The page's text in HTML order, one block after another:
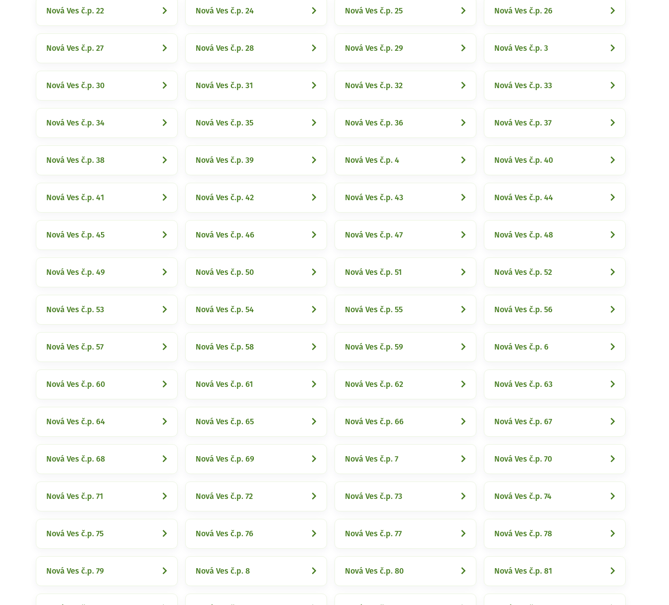
Nová Ves č.p. 22 Nová Ves č.p. 24 Nová Ves č.p. 25 Nová Ves č.p. 26
Nová Ves č.p. 27 Nová Ves č.p. 28 Nová Ves č.p. 29 Nová Ves č.p. 3
Nová Ves č.p. 30 Nová Ves č.p. 31 Nová Ves č.p. 32 Nová Ves č.p. 33
Nová Ves č.p. 34 Nová Ves č.p. 35 Nová Ves č.p. 36 Nová Ves č.p. 37
Nová Ves č.p. 38 Nová Ves č.p. 39 Nová Ves č.p. 4 Nová Ves č.p. 40
Nová Ves č.p. 41 Nová Ves č.p. 42 Nová Ves č.p. 43 Nová Ves č.p. 44
Nová Ves č.p. 45 Nová Ves č.p. 46 Nová Ves č.p. 47 Nová Ves č.p. 48
Nová Ves č.p. 49 Nová Ves č.p. 50 Nová Ves č.p. 51 Nová Ves č.p. 52
Nová Ves č.p. 53 Nová Ves č.p. 54 Nová Ves č.p. 55 Nová Ves č.p. 56
Nová Ves č.p. 57 Nová Ves č.p. 58 Nová Ves č.p. 59 Nová Ves č.p. 6
Nová Ves č.p. 60 Nová Ves č.p. 61 Nová Ves č.p. 62 Nová Ves č.p. 63
Nová Ves č.p. 64 Nová Ves č.p. 65 Nová Ves č.p. 66 Nová Ves č.p. 67
Nová Ves č.p. 68 Nová Ves č.p. 69 Nová Ves č.p. 7 Nová Ves č.p. 70
Nová Ves č.p. 71 Nová Ves č.p. 72 Nová Ves č.p. 73 Nová Ves č.p. 74
Nová Ves č.p. 75 Nová Ves č.p. 76 Nová Ves č.p. 77 Nová Ves č.p. 78
Nová Ves č.p. 79 Nová Ves č.p. 8 Nová Ves č.p. 80 Nová Ves č.p. 81